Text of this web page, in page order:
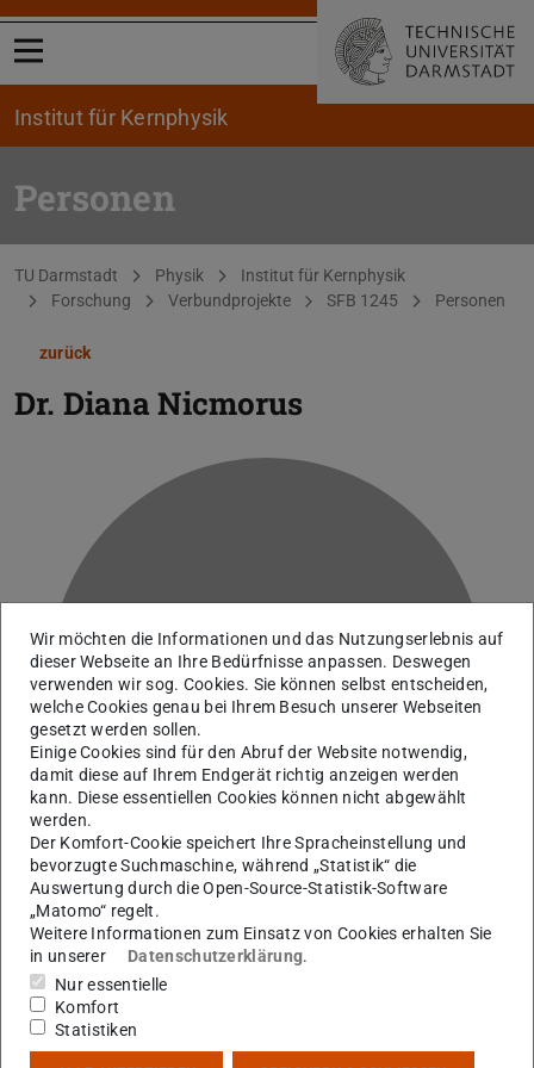
Menü öffnen
Institut für Kernphysik
Personen
Sie befinden sich hier:
TU Darmstadt Physik
Institut für Kernphysik
Forschung
Verbundprojekte SFB 1245 Personen
zurück
Dr. Diana Nicmorus
N
Geschäftsführerin des Forschungsfeldes M+M
Arbeitsgebiet(e)
Wir möchten die Informationen und das Nutzungserlebnis auf
dieser Webseite an Ihre Bedürfnisse anpassen. Deswegen
verwenden wir sog. Cookies. Sie können selbst entscheiden,
welche Cookies genau bei Ihrem Besuch unserer Webseiten
gesetzt werden sollen.
Einige Cookies sind für den Abruf der Website notwendig,
damit diese auf Ihrem Endgerät richtig anzeigen werden
kann. Diese essentiellen Cookies können nicht abgewählt
werden.
Der Komfort-Cookie speichert Ihre Spracheinstellung und
bevorzugte Suchmaschine, während „Statistik“ die
Auswertung durch die Open-Source-Statistik-Software
„Matomo“ regelt.
Weitere Informationen zum Einsatz von Cookies erhalten Sie
in unserer
Datenschutzerklärung.
Nur essentielle
Komfort
Statistiken